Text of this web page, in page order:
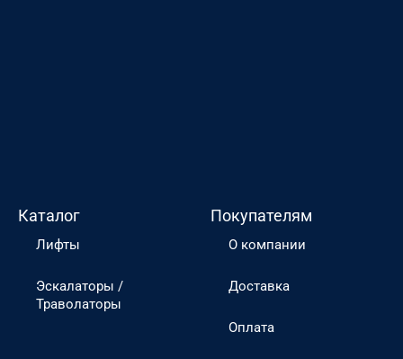
Каталог
Лифты
Эскалаторы /
Траволаторы
Покупателям
О компании
Доставка
Оплата